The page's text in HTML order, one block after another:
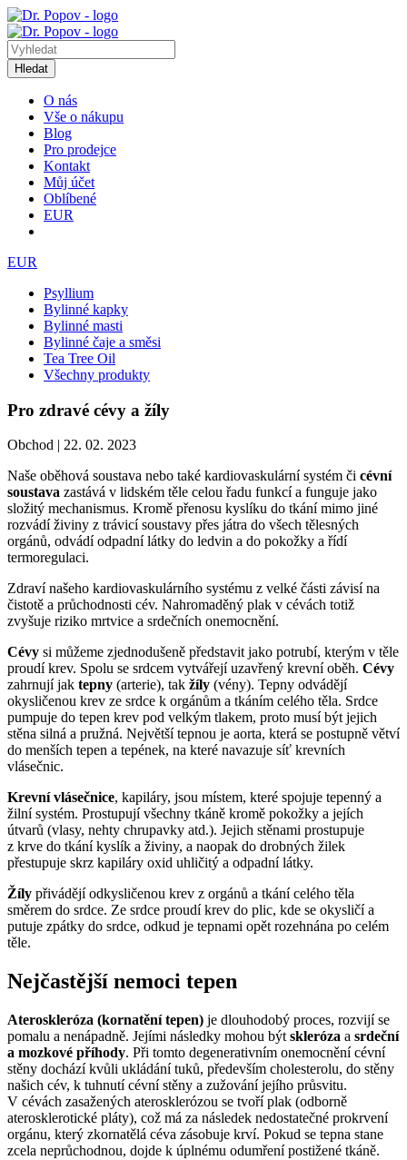
Hledat
O nás
Vše o nákupu
Blog
Pro prodejce
Kontakt
Můj účet
Oblíbené
EUR
EUR
Psyllium
Bylinné kapky
Bylinné masti
Bylinné čaje a směsi
Tea Tree Oil
Všechny produkty
Pro zdravé cévy a žíly
Obchod | 22. 02. 2023
Naše oběhová soustava nebo také kardiovaskulární systém či cévní
soustava zastává v lidském těle celou řadu funkcí a funguje jako
složitý mechanismus. Kromě přenosu kyslíku do tkání mimo jiné
rozvádí živiny z trávicí soustavy přes játra do všech tělesných
orgánů, odvádí odpadní látky do ledvin a do pokožky a řídí
termoregulaci.
Zdraví našeho kardiovaskulárního systému z velké části závisí na
čistotě a průchodnosti cév. Nahromaděný plak v cévách totiž
zvyšuje riziko mrtvice a srdečních onemocnění.
Cévy si můžeme zjednodušeně představit jako potrubí, kterým v těle
proudí krev. Spolu se srdcem vytvářejí uzavřený krevní oběh. Cévy
zahrnují jak tepny (arterie), tak žíly (vény). Tepny odvádějí
okysličenou krev ze srdce k orgánům a tkáním celého těla. Srdce
pumpuje do tepen krev pod velkým tlakem, proto musí být jejich
stěna silná a pružná. Největší tepnou je aorta, která se postupně větví
do menších tepen a tepének, na které navazuje síť krevních
vlásečnic.
Krevní vlásečnice, kapiláry, jsou místem, které spojuje tepenný a
žilní systém. Prostupují všechny tkáně kromě pokožky a jejích
útvarů (vlasy, nehty chrupavky atd.). Jejich stěnami prostupuje
z krve do tkání kyslík a živiny, a naopak do drobných žilek
přestupuje skrz kapiláry oxid uhličitý a odpadní látky.
Žíly přivádějí odkysličenou krev z orgánů a tkání celého těla
směrem do srdce. Ze srdce proudí krev do plic, kde se okysličí a
putuje zpátky do srdce, odkud je tepnami opět rozehnána po celém
těle.
Nejčastější nemoci tepen
Ateroskleróza (kornatění tepen) je dlouhodobý proces, rozvijí se
pomalu a nenápadně. Jejími následky mohou být skleróza a srdeční
a mozkové příhody. Při tomto degenerativním onemocnění cévní
stěny dochází kvůli ukládání tuků, především cholesterolu, do stěny
našich cév, k tuhnutí cévní stěny a zužování jejího průsvitu.
V cévách zasažených aterosklerózou se tvoří plak (odborně
aterosklerotické pláty), což má za následek nedostatečné prokrvení
orgánu, který zkornatělá céva zásobuje krví. Pokud se tepna stane
zcela neprůchodnou, dojde k úplnému odumření postižené tkáně.